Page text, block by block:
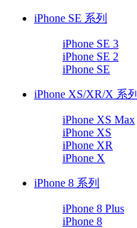
iPhone SE 系列
iPhone SE 3
iPhone SE 2
iPhone SE
iPhone XS/XR/X 系列
iPhone XS Max
iPhone XS
iPhone XR
iPhone X
iPhone 8 系列
iPhone 8 Plus
iPhone 8